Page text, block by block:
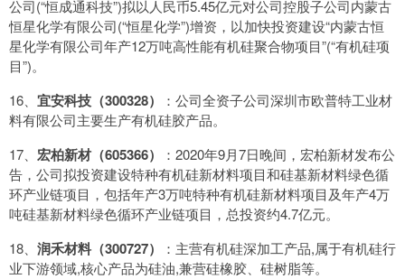
公司(“恒成通科技”)拟以人民币5.45亿元对公司控股子公司内蒙古
恒星化学有限公司(“恒星化学”)增资，以加快投资建设“内蒙古恒
星化学有限公司年产12万吨高性能有机硅聚合物项目”(“有机硅项
目”)。
16、 宜安科技（300328）
：公司全资子公司深圳市欧普特工业材
料有限公司主要生产有机硅胶产品。
17、 宏柏新材（605366）
：2020年9月7日晚间，宏柏新材发布公
告，公司拟投资建设特种有机硅新材料项目和硅基新材料绿色循
环产业链项目，包括年产3万吨特种有机硅新材料项目及年产4万
吨硅基新材料绿色循环产业链项目，总投资约4.7亿元。
18、 润禾材料（300727）
：主营有机硅深加工产品,属于有机硅行
业下游领域,核心产品为硅油,兼营硅橡胶、硅树脂等。